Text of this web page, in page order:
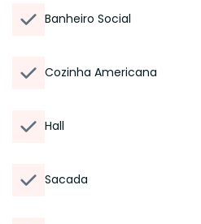
Banheiro Social
Cozinha Americana
Hall
Sacada